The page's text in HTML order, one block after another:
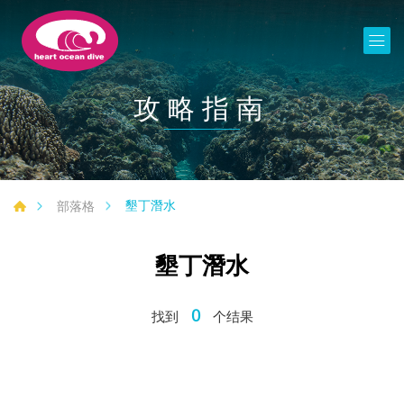
攻略指南
部落格 墾丁潛水
墾丁潛水
找到 0 个结果